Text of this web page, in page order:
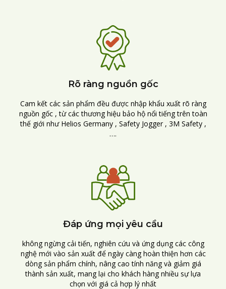
Rõ ràng nguồn gốc
Cam kết các sản phẩm đều được nhập khẩu xuất rõ ràng
nguồn gốc , từ các thương hiệu bảo hộ nổi tiếng trên toàn
thế giới như Helios Germany , Safety Jogger , 3M Safety ,
….
Đáp ứng mọi yêu cầu
không ngừng cải tiến, nghiên cứu và ứng dụng các công
nghệ mới vào sản xuất để ngày càng hoàn thiện hơn các
dòng sản phẩm chính, nâng cao tính năng và giảm giá
thành sản xuất, mang lại cho khách hàng nhiều sự lựa
chọn với giá cả hợp lý nhất